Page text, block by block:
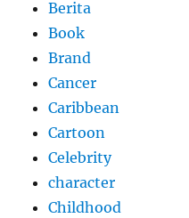
Berita
Book
Brand
Cancer
Caribbean
Cartoon
Celebrity
character
Childhood